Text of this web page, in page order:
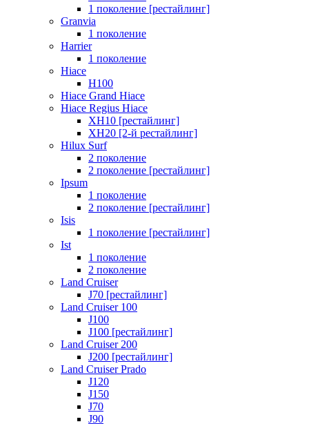
1 поколение [рестайлинг]
Granvia
1 поколение
Harrier
1 поколение
Hiace
H100
Hiace Grand Hiace
Hiace Regius Hiace
XH10 [рестайлинг]
XH20 [2-й рестайлинг]
Hilux Surf
2 поколение
2 поколение [рестайлинг]
Ipsum
1 поколение
2 поколение [рестайлинг]
Isis
1 поколение [рестайлинг]
Ist
1 поколение
2 поколение
Land Cruiser
J70 [рестайлинг]
Land Cruiser 100
J100
J100 [рестайлинг]
Land Cruiser 200
J200 [рестайлинг]
Land Cruiser Prado
J120
J150
J70
J90